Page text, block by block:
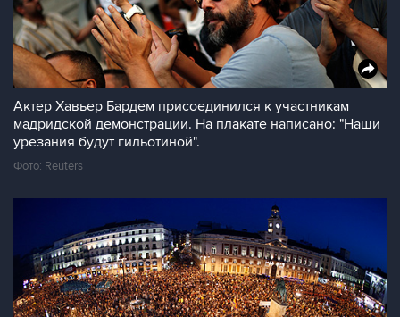
Актер Хавьер Бардем присоединился к участникам
мадридской демонстрации. На плакате написано: "Наши
урезания будут гильотиной".
Фото: Reuters